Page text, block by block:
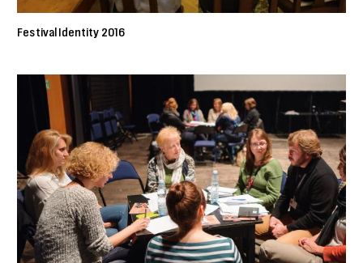
Festival Identity 2016